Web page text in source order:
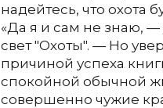
надейтесь, что охота
«Да я и сам не знаю,
свет "Охоты". — Но
причиной успеха
спокойной обычной
совершенно чужие